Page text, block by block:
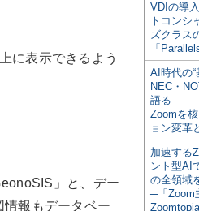
に表示できるよう
」と、デー
報もデータベー
VDIの導
トコンシ
ズクラス
「
AI時代の
NEC・
語る
Zoomを
ョン変革
加速する
ント型AI
の全領域
─「Zoom